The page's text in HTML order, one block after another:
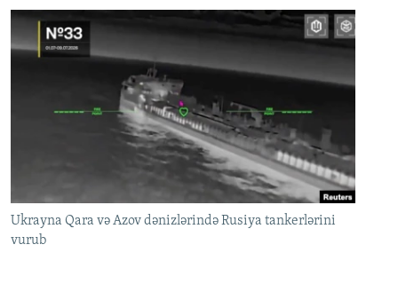
Ukrayna Qara və Azov dənizlərində Rusiya tankerlərini
vurub